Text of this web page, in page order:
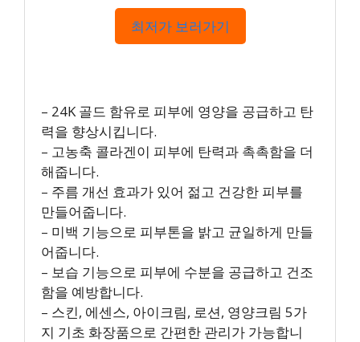
최저가 보러가기
– 24K 골드 함유로 피부에 영양을 공급하고 탄
력을 향상시킵니다.
– 고농축 콜라겐이 피부에 탄력과 촉촉함을 더
해줍니다.
– 주름 개선 효과가 있어 젊고 건강한 피부를
만들어줍니다.
– 미백 기능으로 피부톤을 밝고 균일하게 만들
어줍니다.
– 보습 기능으로 피부에 수분을 공급하고 건조
함을 예방합니다.
– 스킨, 에센스, 아이크림, 로션, 영양크림 5가
지 기초 화장품으로 간편한 관리가 가능합니